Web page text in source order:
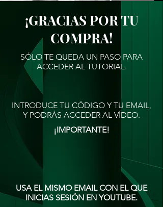
¡GRACIAS POR TU
COMPRA!
SÓLO TE QUEDA UN PASO PARA
ACCEDER AL TUTORIAL.
INTRODUCE TU CÓDIGO Y TU EMAIL,
Y PODRÁS ACCEDER AL VÍDEO.
¡IMPORTANTE!
USA EL MISMO EMAIL CON EL QUE
INICIAS SESIÓN EN YOUTUBE.​